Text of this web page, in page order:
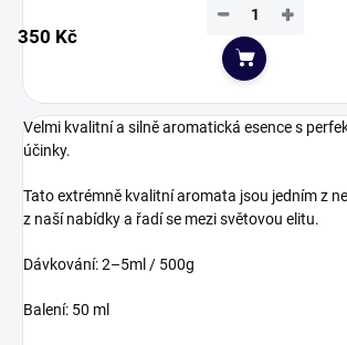
350 Kč
+
−
Do košíku
Velmi kvalitní a silně aromatická esence s
účinky.
Tato extrémně kvalitní aromata jsou jedním z
z naší nabídky a řadí se mezi světovou elitu.
Dávkování: 2–5ml / 500g
Balení: 50 ml